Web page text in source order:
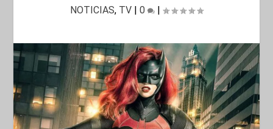
NOTICIAS, TV | 0 |